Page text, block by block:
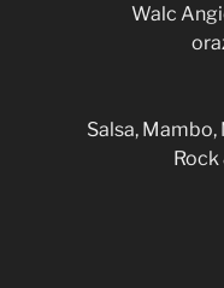
Walc
Salsa, Mambo,
Rock